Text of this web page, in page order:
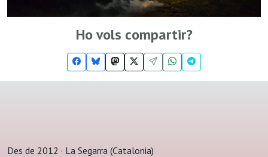
Ho vols compartir?
Des de 2012 · La Segarra (Catalonia)